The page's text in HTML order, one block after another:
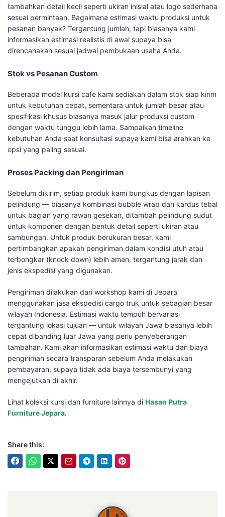
tambahkan detail kecil seperti ukiran inisial atau logo sederhana
sesuai permintaan. Bagaimana estimasi waktu produksi untuk
pesanan banyak? Tergantung jumlah, tapi biasanya kami
informasikan estimasi realistis di awal supaya bisa
direncanakan sesuai jadwal pembukaan usaha Anda.
Stok vs Pesanan Custom
Beberapa model kursi cafe kami sediakan dalam stok siap kirim
untuk kebutuhan cepat, sementara untuk jumlah besar atau
spesifikasi khusus biasanya masuk jalur produksi custom
dengan waktu tunggu lebih lama. Sampaikan timeline
kebutuhan Anda saat konsultasi supaya kami bisa arahkan ke
opsi yang paling sesuai.
Proses Packing dan Pengiriman
Sebelum dikirim, setiap produk kami bungkus dengan lapisan
pelindung — biasanya kombinasi bubble wrap dan kardus tebal
untuk bagian yang rawan gesekan, ditambah pelindung sudut
untuk komponen dengan bentuk detail seperti ukiran atau
sambungan. Untuk produk berukuran besar, kami
pertimbangkan apakah pengiriman dalam kondisi utuh atau
terbongkar (knock down) lebih aman, tergantung jarak dan
jenis ekspedisi yang digunakan.
Pengiriman dilakukan dari workshop kami di Jepara
menggunakan jasa ekspedisi cargo truk untuk sebagian besar
wilayah Indonesia. Estimasi waktu tempuh bervariasi
tergantung lokasi tujuan — untuk wilayah Jawa biasanya lebih
cepat dibanding luar Jawa yang perlu penyeberangan
tambahan. Kami akan informasikan estimasi waktu dan biaya
pengiriman secara transparan sebelum Anda melakukan
pembayaran, supaya tidak ada biaya tersembunyi yang
mengejutkan di akhir.
Lihat koleksi kursi dan furniture lainnya di Hasan Putra
Furniture Jepara.
Share this: